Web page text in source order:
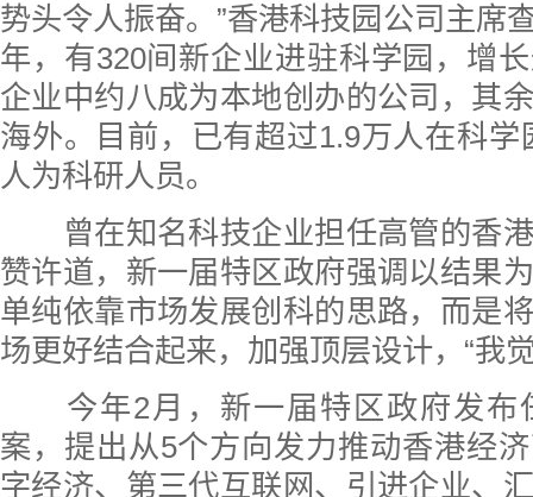
势头令人振奋。”香港科技园公司主席
年，有320间新企业进驻科学园，增
企业中约八成为本地创办的公司，其
海外。目前，已有超过1.9万人在科学
人为科研人员。
曾在知名科技企业担任高管的香港
赞许道，新一届特区政府强调以结果
单纯依靠市场发展创科的思路，而是
场更好结合起来，加强顶层设计，“我
今年2月，新一届特区政府发布
案，提出从5个方向发力推动香港经
字经济、第三代互联网、引进企业、